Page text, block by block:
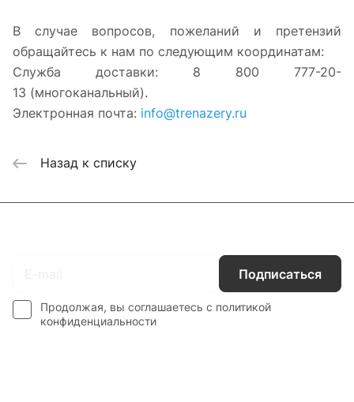
В случае вопросов, пожеланий и претензий
обращайтесь к нам по следующим координатам:
Служба доставки: 8 800 777-20-
13 (многоканальный).
Электронная почта: info@trenazery.ru
Назад к списку
Подписаться
Продолжая, вы соглашаетесь с политикой
конфиденциальности